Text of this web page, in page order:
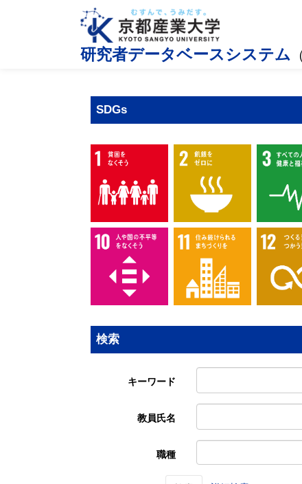
研究者データベースシステム
SDGs
検索
キーワード
教員氏名
職種